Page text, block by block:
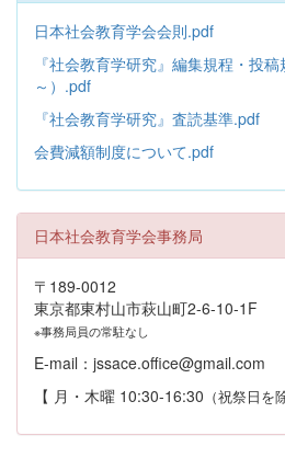
日本社会教育学会会則.pdf
『社会教育学研究』編集規程・投
～）.pdf
『社会教育学研究』査読基準.pdf
会費減額制度について.pdf
日本社会教育学会事務局
〒189-0012
東京都東村山市萩山町2-6-10-1F
※事務局員の常駐なし
E-mail：jssace.office@gmail.com
【 月・木曜 10:30-16:30 （祝祭日を